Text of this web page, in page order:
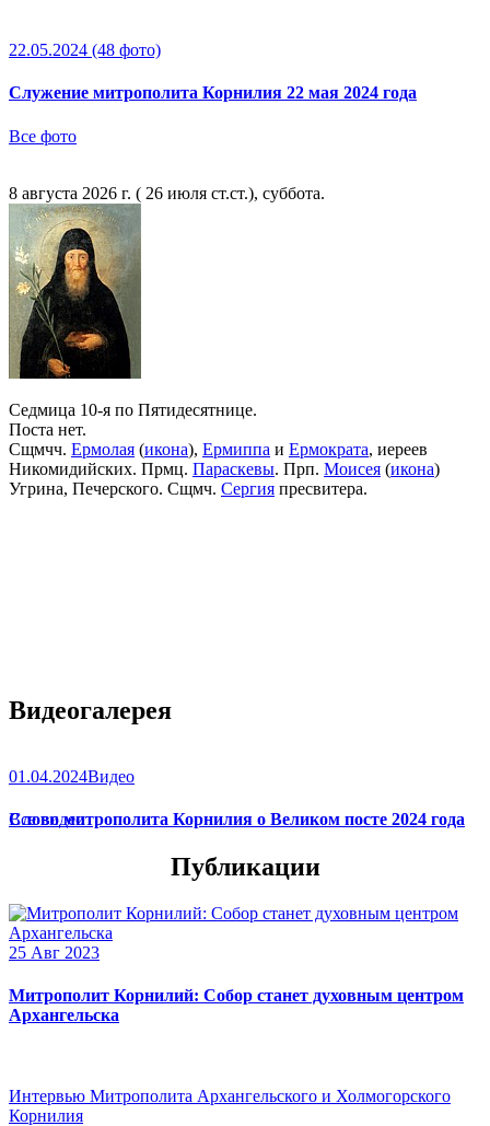
22.05.2024 (48 фото)
Служение митрополита Корнилия 22 мая 2024 года
Все фото
8 августа 2026 г. ( 26 июля ст.ст.), суббота.
Седмица 10-я по Пятидесятнице.
Поста нет.
Сщмчч. Ермолая (икона), Ермиппа и Ермократа, иереев
Никомидийских. Прмц. Параскевы. Прп. Моисея (икона)
Угрина, Печерского. Сщмч. Сергия пресвитера.
Видеогалерея
01.04.2024Видео
Слово митрополита Корнилия о Великом посте 2024 года
Все видео
Публикации
25 Авг 2023
Митрополит Корнилий: Собор станет духовным центром
Архангельска
Интервью Митрополита Архангельского и Холмогорского
Корнилия